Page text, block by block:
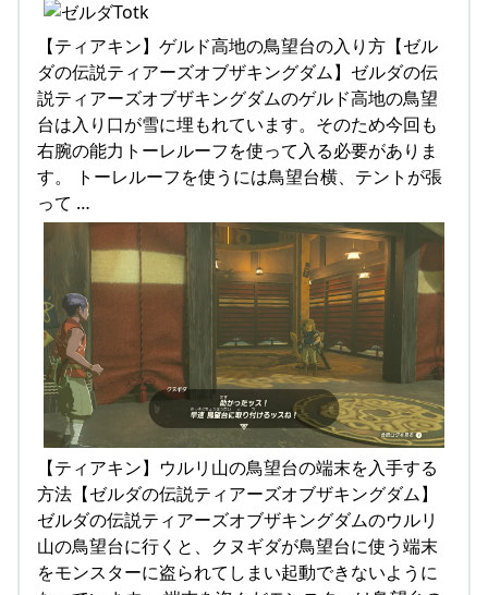
【ティアキン】ゲルド高地の鳥望台の入り方【ゼル
ダの伝説ティアーズオブザキングダム】ゼルダの伝
説ティアーズオブザキングダムのゲルド高地の鳥望
台は入り口が雪に埋もれています。そのため今回も
右腕の能力トーレルーフを使って入る必要がありま
す。 トーレルーフを使うには鳥望台横、テントが張
って …
【ティアキン】ウルリ山の鳥望台の端末を入手する
方法【ゼルダの伝説ティアーズオブザキングダム】
ゼルダの伝説ティアーズオブザキングダムのウルリ
山の鳥望台に行くと、クヌギダが鳥望台に使う端末
をモンスターに盗られてしまい起動できないように